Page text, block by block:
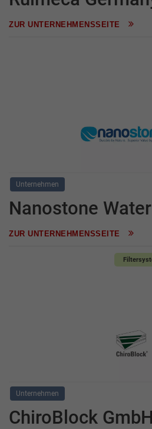
ZUR UNTERNEHMENSSEITE
Unternehmen
Nanostone
ZUR UNTERNEHMENSSEITE
Unternehmen
ChiroBlock GmbH